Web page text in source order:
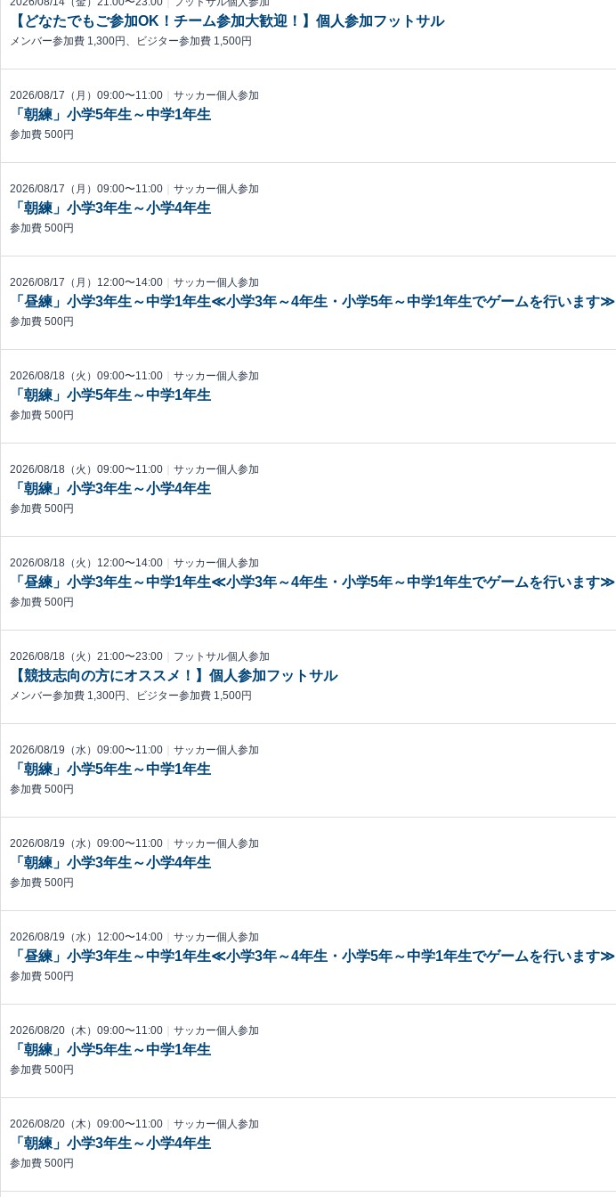
【どなたでもご参加OK！チーム参加大歓迎！】個人参加フットサル
メンバー参加費 1,300円、ビジター参加費 1,500円
2026/08/17（月）09:00〜11:00 サッカー個人参加
「朝練」小学5年生～中学1年生
参加費 500円
2026/08/17（月）09:00〜11:00 サッカー個人参加
「朝練」小学3年生～小学4年生
参加費 500円
2026/08/17（月）12:00〜14:00 サッカー個人参加
「昼練」小学3年生～中学1年生≪小学3年～4年生・小学5年～中学1年生でゲームを行います≫
参加費 500円
2026/08/18（火）09:00〜11:00 サッカー個人参加
「朝練」小学5年生～中学1年生
参加費 500円
2026/08/18（火）09:00〜11:00 サッカー個人参加
「朝練」小学3年生～小学4年生
参加費 500円
2026/08/18（火）12:00〜14:00 サッカー個人参加
「昼練」小学3年生～中学1年生≪小学3年～4年生・小学5年～中学1年生でゲームを行います≫
参加費 500円
2026/08/18（火）21:00〜23:00 フットサル個人参加
【競技志向の方にオススメ！】個人参加フットサル
メンバー参加費 1,300円、ビジター参加費 1,500円
2026/08/19（水）09:00〜11:00 サッカー個人参加
「朝練」小学5年生～中学1年生
参加費 500円
2026/08/19（水）09:00〜11:00 サッカー個人参加
「朝練」小学3年生～小学4年生
参加費 500円
2026/08/19（水）12:00〜14:00 サッカー個人参加
「昼練」小学3年生～中学1年生≪小学3年～4年生・小学5年～中学1年生でゲームを行います≫
参加費 500円
2026/08/20（木）09:00〜11:00 サッカー個人参加
「朝練」小学5年生～中学1年生
参加費 500円
2026/08/20（木）09:00〜11:00 サッカー個人参加
「朝練」小学3年生～小学4年生
参加費 500円